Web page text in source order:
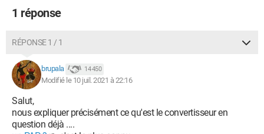
1 réponse
RÉPONSE 1 / 1
brupala 14 450
Modifié le 10 juil. 2021 à 22:16
Salut,
nous expliquer précisément ce qu'est le convertisseur en
question déjà ....